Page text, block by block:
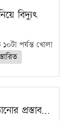
বিদ্যুৎ
পর্যন্ত খোলা
প্রস্তাব…